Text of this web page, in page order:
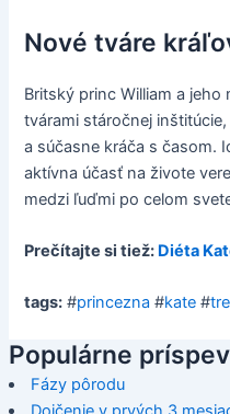
Nové tváre
Britský princ William a
tvárami stáročnej
a súčasne kráča s časom.
aktívna účasť na živote
medzi ľuďmi po celom
Prečítajte si tiež: Diéta
tags: #princezna #kate #
Populárne
Fázy pôrodu